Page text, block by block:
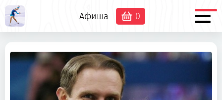
Афиша 0